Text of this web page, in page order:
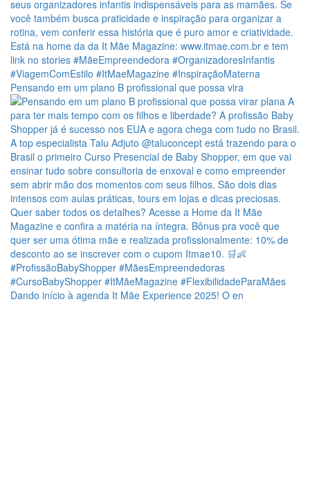
Pensando em um plano B profissional que possa vira
Dando início à agenda It Mãe Experience 2025! O en